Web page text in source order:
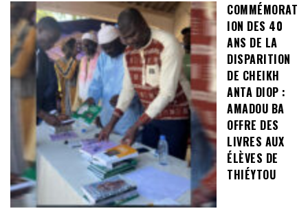
COMMÉMORAT
ION DES 40
ANS DE LA
DISPARITION
DE CHEIKH
ANTA DIOP :
AMADOU BA
OFFRE DES
LIVRES AUX
ÉLÈVES DE
THIÉYTOU